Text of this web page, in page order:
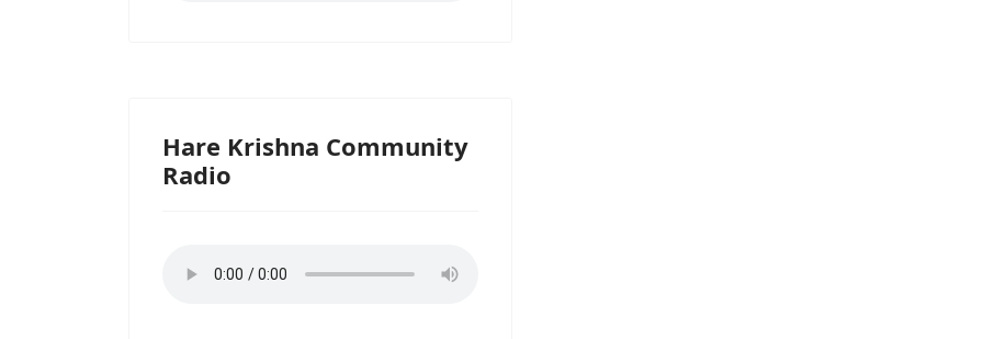
Hare Krishna Community
Radio